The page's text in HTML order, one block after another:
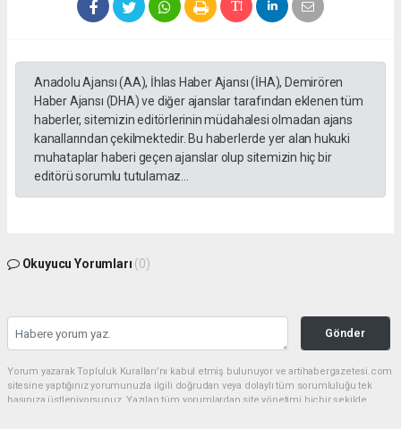
Anadolu Ajansı (AA), İhlas Haber Ajansı (İHA), Demirören
Haber Ajansı (DHA) ve diğer ajanslar tarafından eklenen tüm
haberler, sitemizin editörlerinin müdahalesi olmadan ajans
kanallarından çekilmektedir. Bu haberlerde yer alan hukuki
muhataplar haberi geçen ajanslar olup sitemizin hiç bir
editörü sorumlu tutulamaz...
Okuyucu Yorumları (0)
Gönder
Yorum yazarak Topluluk Kuralları’nı kabul etmiş bulunuyor ve artihabergazetesi.com
sitesine yaptığınız yorumunuzla ilgili doğrudan veya dolaylı tüm sorumluluğu tek
başınıza üstleniyorsunuz. Yazılan tüm yorumlardan site yönetimi hiçbir şekilde